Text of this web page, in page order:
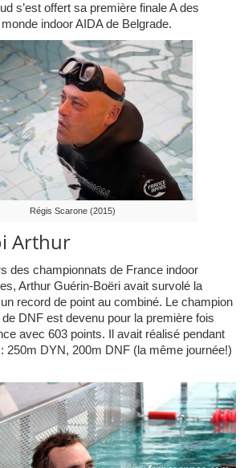
s’est offert sa première finale A des
indoor AIDA de Belgrade.
Régis Scarone (2015)
Arthur
des championnats de France indoor
Arthur Guérin-Boëri avait survolé la
record de point au combiné. Le champion
DNF est devenu pour la première fois
avec 603 points. Il avait réalisé pendant
250m DYN, 200m DNF (la même journée!)